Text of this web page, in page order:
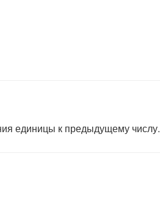
единицы к предыдущему числу.